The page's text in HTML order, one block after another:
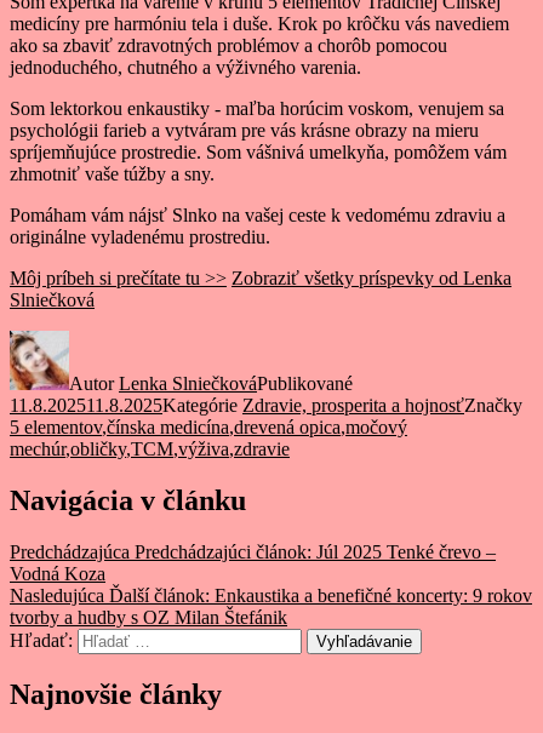
medicíny pre harmóniu tela i duše. Krok po krôčku vás navediem
ako sa zbaviť zdravotných problémov a chorôb pomocou
jednoduchého, chutného a výživného varenia.
Som lektorkou enkaustiky - maľba horúcim voskom, venujem sa
psychológii farieb a vytváram pre vás krásne obrazy na mieru
spríjemňujúce prostredie. Som vášnivá umelkyňa, pomôžem vám
zhmotniť vaše túžby a sny.
Pomáham vám nájsť Slnko na vašej ceste k vedomému zdraviu a
originálne vyladenému prostrediu.
Môj príbeh si prečítate tu >> Zobraziť všetky príspevky od Lenka
Slniečková
AutorLenka SlniečkováPublikované
11.8.202511.8.2025Kategórie Zdravie, prosperita a hojnosťZnačky
5 elementov,čínska medicína,drevená opica,močový
mechúr,obličky,TCM,výživa,zdravie
Navigácia v článku
Predchádzajúca Predchádzajúci článok: Júl 2025 Tenké črevo –
Vodná Koza
Nasledujúca Ďalší článok: Enkaustika a benefičné koncerty: 9 rokov
tvorby a hudby s OZ Milan Štefánik
Hľadať:
Vyhľadávanie
Najnovšie články